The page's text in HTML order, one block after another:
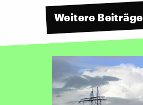
Weitere Beiträge